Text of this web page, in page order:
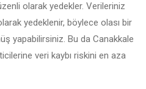
olarak yedekler. Verileriniz
yedeklenir, böylece olası bir
yapabilirsiniz. Bu da Canakkale
veri kaybı riskini en aza